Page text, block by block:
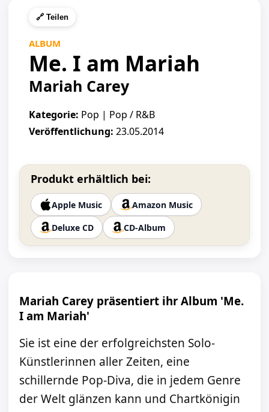
🔗 Teilen
ALBUM
Me. I am Mariah
Mariah Carey
Kategorie: Pop | Pop / R&B
Veröffentlichung: 23.05.2014
Produkt erhältlich bei:
Apple Music
Amazon Music
Deluxe CD
CD-Album
Mariah Carey präsentiert ihr Album 'Me.
I am Mariah'
Sie ist eine der erfolgreichsten Solo-
Künstlerinnen aller Zeiten, eine
schillernde Pop-Diva, die in jedem Genre
der Welt glänzen kann und Chartkönigin